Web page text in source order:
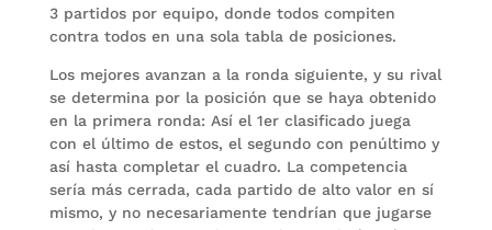
3 partidos por equipo, donde todos compiten
contra todos en una sola tabla de posiciones.
Los mejores avanzan a la ronda siguiente, y su rival
se determina por la posición que se haya obtenido
en la primera ronda: Así el 1er clasificado juega
con el último de estos, el segundo con penúltimo y
así hasta completar el cuadro. La competencia
sería más cerrada, cada partido de alto valor en sí
mismo, y no necesariamente tendrían que jugarse